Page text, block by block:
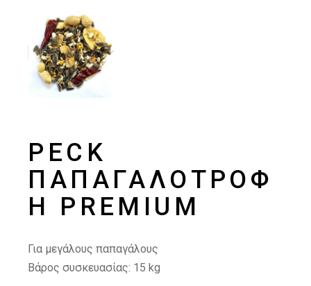
PECK
ΠΑΠΑΓΑΛΟΤΡΟΦ
Ή PREMIUM
Για μεγάλους παπαγάλους
Βάρος συσκευασίας: 15 kg